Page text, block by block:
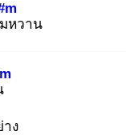
หวาน
าง